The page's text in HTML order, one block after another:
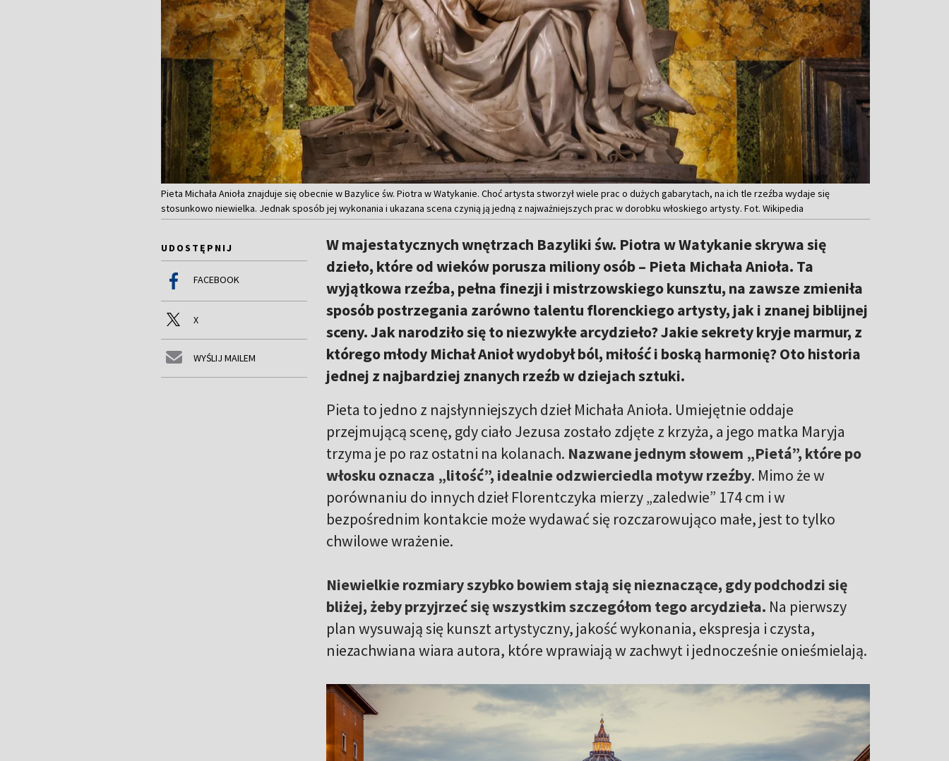
Pieta Michała Anioła znajduje się obecnie w Bazylice św. Piotra w Watykanie. Choć artysta stworzył wiele prac o dużych gabarytach, na ich tle rzeźba wydaje się
stosunkowo niewielka. Jednak sposób jej wykonania i ukazana scena czynią ją jedną z najważniejszych prac w dorobku włoskiego artysty. Fot. Wikipedia
UDOSTĘPNIJ
FACEBOOK
X
WYŚLIJ MAILEM
W majestatycznych wnętrzach Bazyliki św. Piotra w Watykanie skrywa się
dzieło, które od wieków porusza miliony osób – Pieta Michała Anioła. Ta
wyjątkowa rzeźba, pełna finezji i mistrzowskiego kunsztu, na zawsze zmieniła
sposób postrzegania zarówno talentu florenckiego artysty, jak i znanej biblijnej
sceny. Jak narodziło się to niezwykłe arcydzieło? Jakie sekrety kryje marmur, z
którego młody Michał Anioł wydobył ból, miłość i boską harmonię? Oto historia
jednej z najbardziej znanych rzeźb w dziejach sztuki.
Pieta to jedno z najsłynniejszych dzieł Michała Anioła. Umiejętnie oddaje
przejmującą scenę, gdy ciało Jezusa zostało zdjęte z krzyża, a jego matka Maryja
trzyma je po raz ostatni na kolanach. Nazwane jednym słowem „Pietá”, które po
włosku oznacza „litość”, idealnie odzwierciedla motyw rzeźby. Mimo że w
porównaniu do innych dzieł Florentczyka mierzy „zaledwie” 174 cm i w
bezpośrednim kontakcie może wydawać się rozczarowująco małe, jest to tylko
chwilowe wrażenie.
Niewielkie rozmiary szybko bowiem stają się nieznaczące, gdy podchodzi się
bliżej, żeby przyjrzeć się wszystkim szczegółom tego arcydzieła. Na pierwszy
plan wysuwają się kunszt artystyczny, jakość wykonania, ekspresja i czysta,
niezachwiana wiara autora, które wprawiają w zachwyt i jednocześnie onieśmielają.